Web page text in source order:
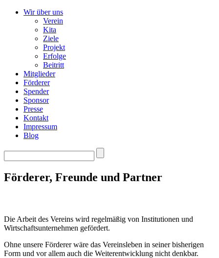
Wir über uns
Verein
Kita
Ziele
Projekt
Erfolge
Beitritt
Mitglieder
Förderer
Spender
Sponsor
Presse
Kontakt
Impressum
Blog
Förderer, Freunde und Partner
Die Arbeit des Vereins wird regelmäßig von Institutionen und
Wirtschaftsunternehmen gefördert.
Ohne unsere Förderer wäre das Vereinsleben in seiner bisherigen
Form und vor allem auch die Weiterentwicklung nicht denkbar.